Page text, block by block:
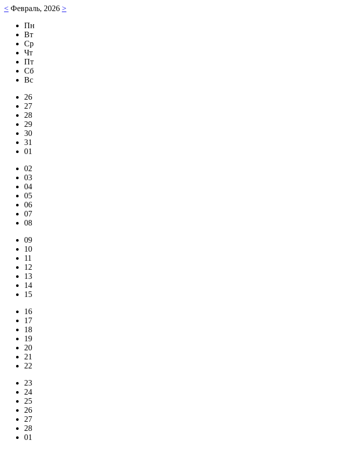
< Февраль, 2026 >
Пн
Вт
Ср
Чт
Пт
Сб
Вс
26
27
28
29
30
31
01
02
03
04
05
06
07
08
09
10
11
12
13
14
15
16
17
18
19
20
21
22
23
24
25
26
27
28
01